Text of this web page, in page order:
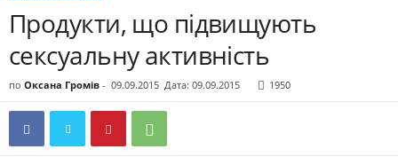
Продукти, що підвищують
сексуальну активність
по Оксана Громів - 09.09.2015 Дата: 09.09.2015 1950